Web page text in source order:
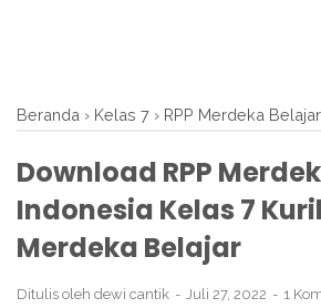
Beranda › Kelas 7 › RPP Merdeka Belajar
Download RPP
Indonesia Kelas 7
Merdeka Belajar
Ditulis oleh dewi cantik Juli 27, 2022 1